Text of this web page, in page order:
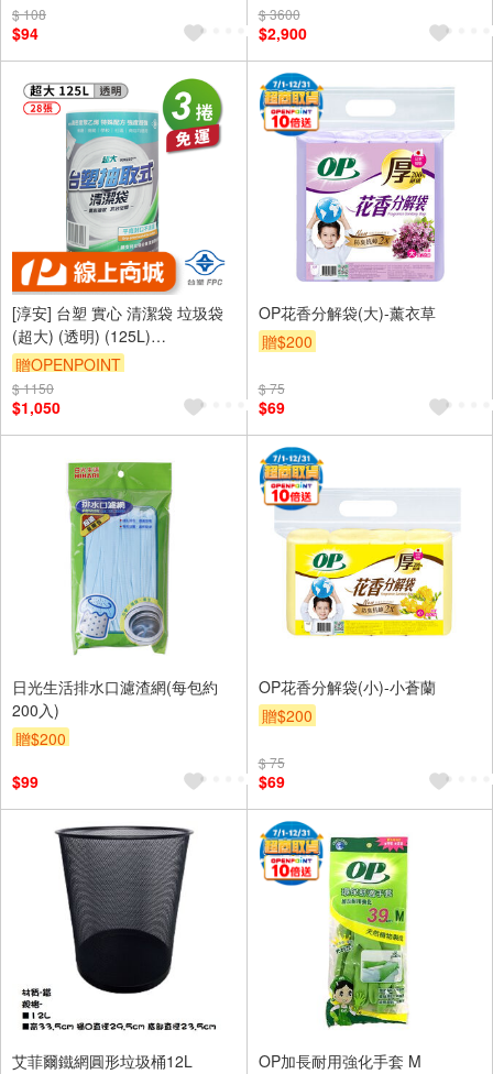
$ 108
$94
$ 3600
$2,900
[淳安] 台塑 實心 清潔袋 垃圾袋
(超大) (透明) (125L)
(90*110cm) X 3捲 免運費
贈OPENPOINT
$ 1150
$1,050
OP花香分解袋(大)-薰衣草
贈$200
$ 75
$69
日光生活排水口濾渣網(每包約
200入)
贈$200
$99
OP花香分解袋(小)-小蒼蘭
贈$200
$ 75
$69
艾菲爾鐵網圓形垃圾桶12L
OP加長耐用強化手套 M